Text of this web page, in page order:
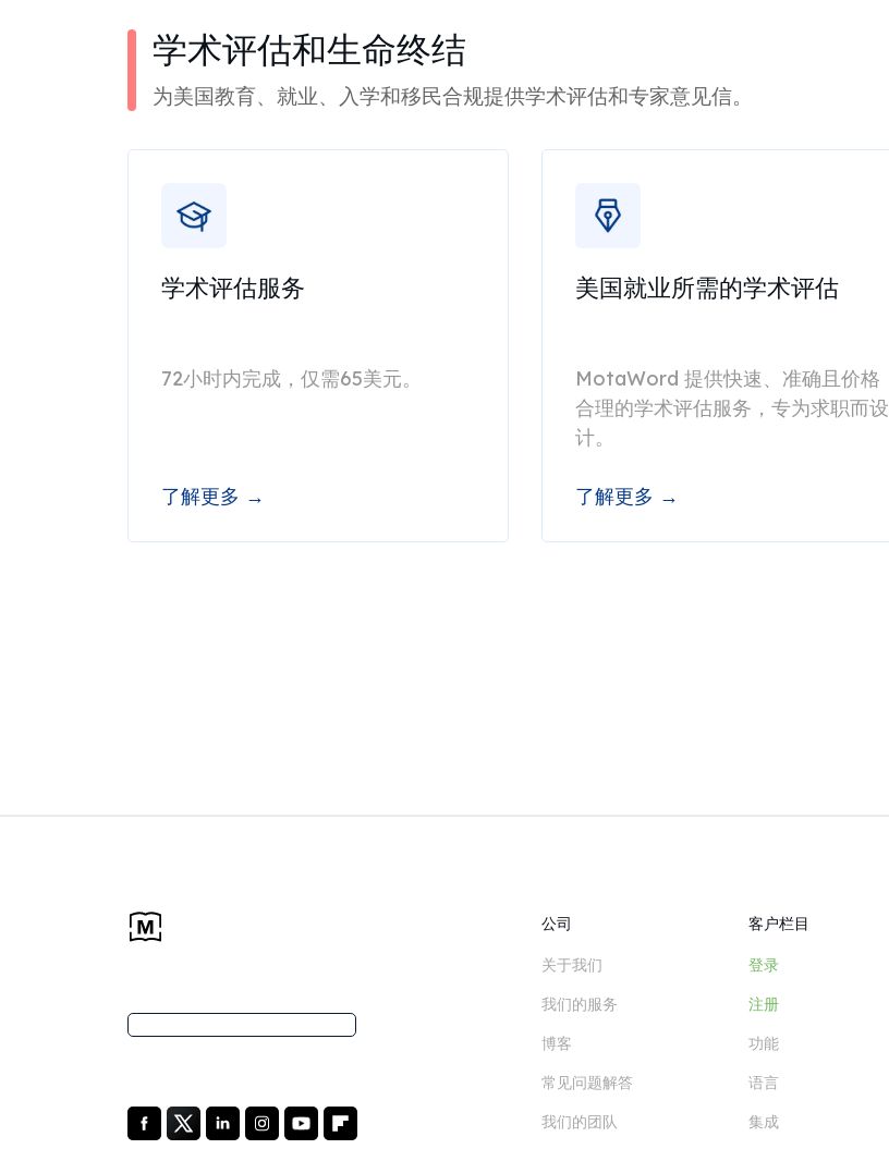
学术评估和生命终结
为美国教育、就业、入学和移民合规提供学术评估和专家意见信。
学术评估服务
72小时内完成，仅需65美元。
了解更多 →
美国就业所需的学术评估
MotaWord 提供快速、准确且价格
合理的学术评估服务，专为求职而设
计。
了解更多 →
公司
关于我们
我们的服务
博客
常见问题解答
我们的团队
客户栏目
登录
注册
功能
语言
集成